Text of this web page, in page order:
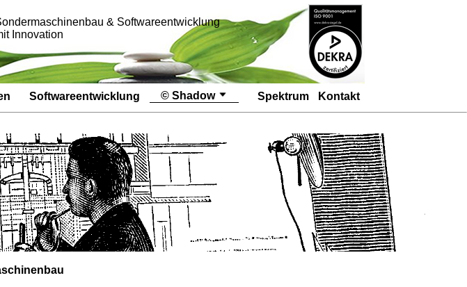
& Softwareentwicklung
Innovation
Softwareentwicklung
© Shadow
Startseite
@
Bilder
Programme
Spektrum Kontakt